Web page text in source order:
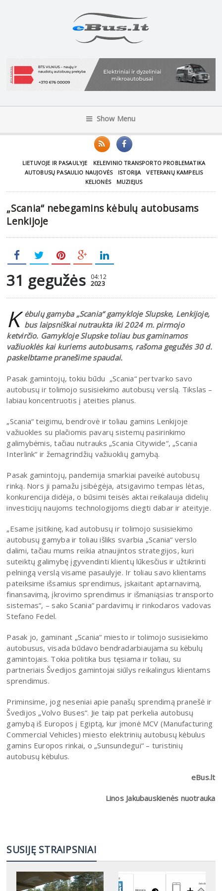
Show Menu
LIETUVOJE IR PASAULYJE
KELEIVINIO TRANSPORTO PROBLEMATIKA
AUTOBUSŲ PASAULIO NAUJOVĖS
ISTORIJA
VETERANŲ KAMPELIS
KELIONĖS
MUZIEJUS
„Scania“ nebegamins kėbulų autobusams
Lenkijoje
31 gegužės 04:12
2023
K ėbulų gamyba „Scania“ gamykloje Slupske, Lenkijoje,
bus laipsniškai nutraukta iki 2024 m. pirmojo
ketvirčio. Gamykloje Slupske toliau bus gaminamos
važiuoklės kai kuriems autobusams, rašoma gegužės 30 d.
paskelbtame pranešime spaudai.
Pasak gamintojų, tokiu būdu „Scania“ pertvarko savo
autobusų ir tolimojo susisiekimo autobusų verslą. Tikslas –
labiau koncentruotis į ateities planus.
„Scania“ teigimu, bendrovė ir toliau gamins Lenkijoje
važiuokles su plačiomis pavarų sistemų pasirinkimo
galimybėmis, tačiau nutrauks „Scania Citywide“, „Scania
Interlink“ ir žemagrindžių važiuoklių gamybą.
Pasak gamintojų, pandemija smarkiai paveikė autobusų
rinką. Nors ji pamažu įsibėgėja, atsigavimo tempas lėtas,
konkurencija didėja, o būsimi teisės aktai reikalauja didelių
investicijų naujoms technologijoms diegti dabar ir ateityje.
„Esame įsitikinę, kad autobusų ir tolimojo susisiekimo
autobusų gamyba ir toliau išliks svarbia „Scania“ verslo
dalimi, tačiau mums reikia atnaujintos strategijos, kuri
suteiktų galimybę įgyvendinti klientų lūkesčius ir užtikrinti
pelningą verslą visame pasaulyje. Ir toliau savo klientams
pateiksime išsamius sprendimus, įskaitant aptarnavimą,
finansavimą, įkrovimo sprendimus ir išmaniąsias transporto
sistemas“, – sako Scania“ pardavimų ir rinkodaros vadovas
Stefano Fedel.
Pasak jo, gaminant „Scania“ miesto ir tolimojo susisiekimo
autobusus, visada būdavo bendradarbiaujama su kėbulų
gamintojais. Tokia politika bus tęsiama ir toliau, su
partneriais Švedijos gamintojai siūlys reikalingus klientams
sprendimus.
Priminsime, jog neseniai apie panašų sprendimą pranešė ir
Švedijos „Volvo Buses“. Jie taip pat perkelia autobusų
gamybą iš Europos į Egiptą, kur įmonė MCV (Manufacturing
Commercial Vehicles) miesto elektrinių autobusų kėbulus
gamins Europos rinkai, o „Sunsundegui“ – turistinių
autobusų kėbulus.
eBus.lt
Linos Jakubauskienės nuotrauka
SUSIJĘ STRAIPSNIAI